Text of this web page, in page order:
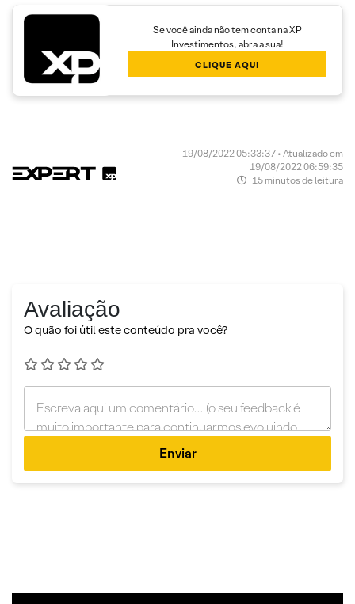
Se você ainda não tem conta na XP
Investimentos, abra a sua!
CLIQUE AQUI
19/08/2022 05:33:37 • Atualizado em
19/08/2022 06:59:35
15 minutos de leitura
Avaliação
O quão foi útil este conteúdo pra você?
Enviar